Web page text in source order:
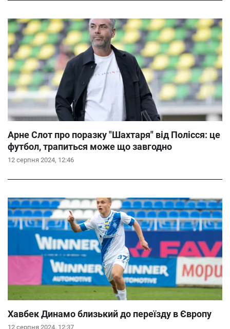
12 серпня 2024, 12:46
Арне Слот про поразку "Шахтаря" від Полісся: це
футбол, трапиться може що завгодно
12 серпня 2024, 12:37
Хавбек Динамо близький до переїзду в Європу